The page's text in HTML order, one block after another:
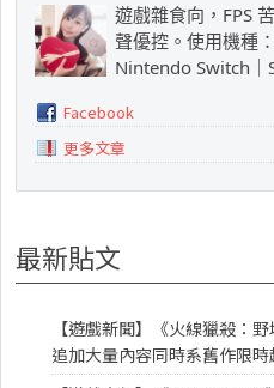
遊戲雜食向，FPS
聲優控。使用機種
Nintendo Switch｜
Facebook
更多文章
最新貼文
【遊戲新聞】《火線獵殺：
追加大量內容同時系舊作限